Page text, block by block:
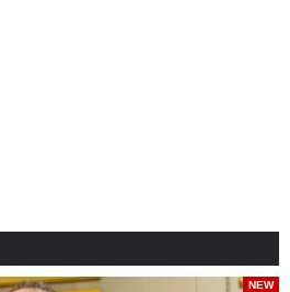
NEW